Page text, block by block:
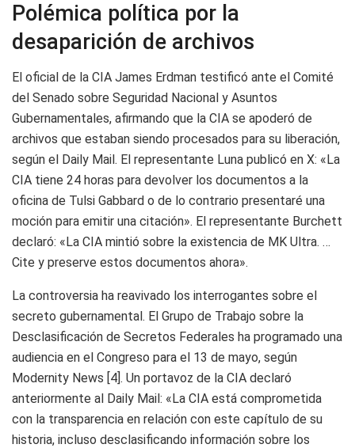
Polémica política por la
desaparición de archivos
El oficial de la CIA James Erdman testificó ante el Comité
del Senado sobre Seguridad Nacional y Asuntos
Gubernamentales, afirmando que la CIA se apoderó de
archivos que estaban siendo procesados para su liberación,
según el Daily Mail. El representante Luna publicó en X: «La
CIA tiene 24 horas para devolver los documentos a la
oficina de Tulsi Gabbard o de lo contrario presentaré una
moción para emitir una citación». El representante Burchett
declaró: «La CIA mintió sobre la existencia de MK Ultra. …
Cite y preserve estos documentos ahora».
La controversia ha reavivado los interrogantes sobre el
secreto gubernamental. El Grupo de Trabajo sobre la
Desclasificación de Secretos Federales ha programado una
audiencia en el Congreso para el 13 de mayo, según
Modernity News [4]. Un portavoz de la CIA declaró
anteriormente al Daily Mail: «La CIA está comprometida
con la transparencia en relación con este capítulo de su
historia, incluso desclasificando información sobre los